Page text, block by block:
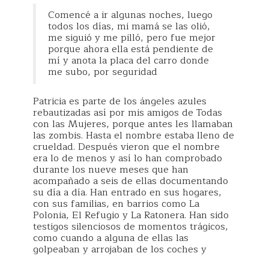
Comencé a ir algunas noches, luego
todos los días, mi mamá se las olió,
me siguió y me pilló, pero fue mejor
porque ahora ella está pendiente de
mí y anota la placa del carro donde
me subo, por seguridad
Patricia es parte de los ángeles azules
rebautizadas así por mis amigos de Todas
con las Mujeres, porque antes les llamaban
las zombis. Hasta el nombre estaba lleno de
crueldad. Después vieron que el nombre
era lo de menos y así lo han comprobado
durante los nueve meses que han
acompañado a seis de ellas documentando
su día a día. Han entrado en sus hogares,
con sus familias, en barrios como La
Polonia, El Refugio y La Ratonera. Han sido
testigos silenciosos de momentos trágicos,
como cuando a alguna de ellas las
golpeaban y arrojaban de los coches y